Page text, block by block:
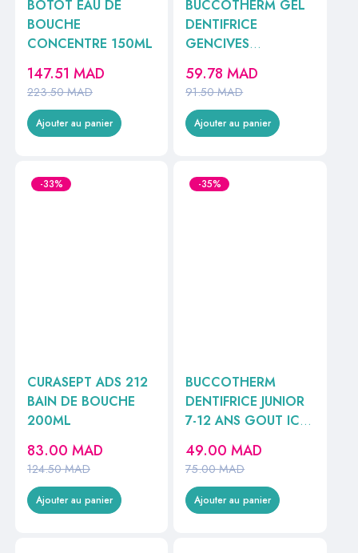
BOTOT EAU DE
BOUCHE
CONCENTRE 150ML
223.50MAD
147.51 MAD
Ajouter au panier
BUCCOTHERM GEL
DENTIFRICE
GENCIVES
SENSIBLES BIO SANS
FLUOR 75ML
91.50MAD
59.78MAD
Ajouter au panier
-33%
CURASEPT ADS 212
BAIN DE BOUCHE
200ML
124.50MAD
83.00 MAD
Ajouter au panier
-35%
BUCCOTHERM
DENTIFRICE JUNIOR
7-12 ANS GOUT ICE
TEA PECHE 50ML
75.00MAD
49.00MAD
Ajouter au panier